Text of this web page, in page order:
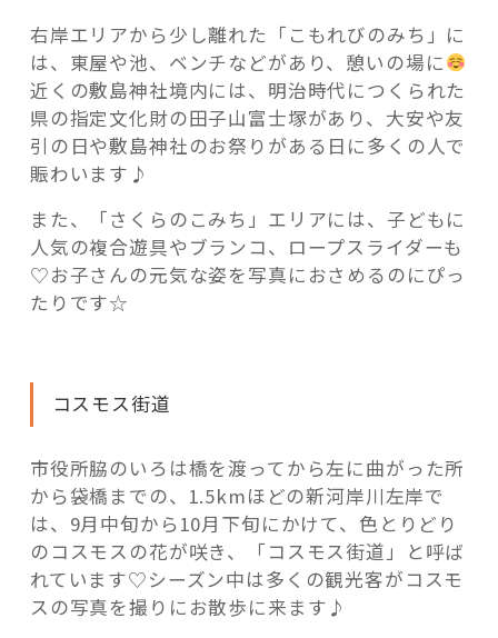
右岸エリアから少し離れた「こもれびのみち」に
は、東屋や池、ベンチなどがあり、憩いの場に
近くの敷島神社境内には、明治時代につくられた
県の指定文化財の田子山富士塚があり、大安や友
引の日や敷島神社のお祭りがある日に多くの人で
賑わいます♪
また、「さくらのこみち」エリアには、子どもに
人気の複合遊具やブランコ、ロープスライダーも
♡お子さんの元気な姿を写真におさめるのにぴっ
たりです☆
コスモス街道
市役所脇のいろは橋を渡ってから左に曲がった所
から袋橋までの、1.5kmほどの新河岸川左岸で
は、9月中旬から10月下旬にかけて、色とりどり
のコスモスの花が咲き、「コスモス街道」と呼ば
れています♡シーズン中は多くの観光客がコスモ
スの写真を撮りにお散歩に来ます♪